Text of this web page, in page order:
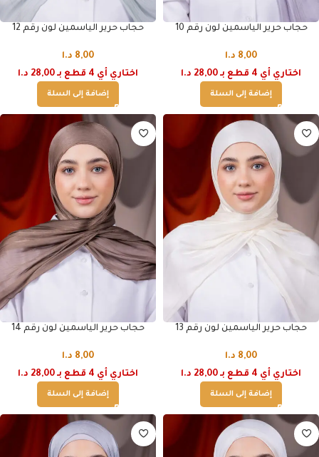
حجاب حرير الياسمين لون رقم 10
8,00 د.ا
اختاري أي 4 قطع بـ 28,00 د.ا
إضافة إلى السلة
حجاب حرير الياسمين لون رقم 12
8,00 د.ا
اختاري أي 4 قطع بـ 28,00 د.ا
إضافة إلى السلة
حجاب حرير الياسمين لون رقم 13
8,00 د.ا
اختاري أي 4 قطع بـ 28,00 د.ا
إضافة إلى السلة
حجاب حرير الياسمين لون رقم 14
8,00 د.ا
اختاري أي 4 قطع بـ 28,00 د.ا
إضافة إلى السلة